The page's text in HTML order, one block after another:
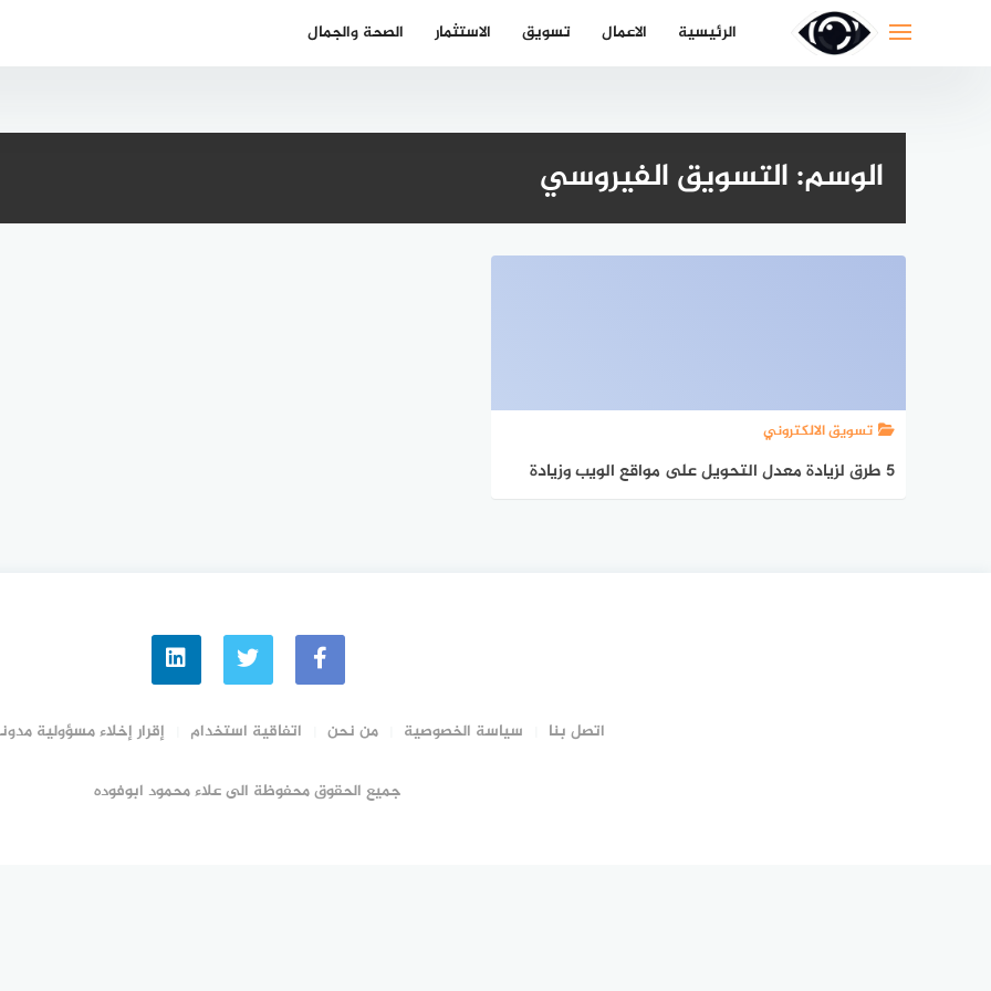
الرئيسية الاعمال تسويق الاستثمار الصحة والجمال
الوسم:التسويق الفيروسي
تسويق الالكتروني
5 طرق لزيادة معدل التحويل على مواقع الويب وزيادة
اتصل بنا سياسة الخصوصية من نحن اتفاقية استخدام إقرار إخلاء مسؤولية
جميع الحقوق محفوظة الى علاء محمود ابوفوده